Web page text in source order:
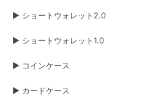
▶︎ ショートウォレット2.0
▶︎ ショートウォレット1.0
▶︎ コインケース
▶︎ カードケース